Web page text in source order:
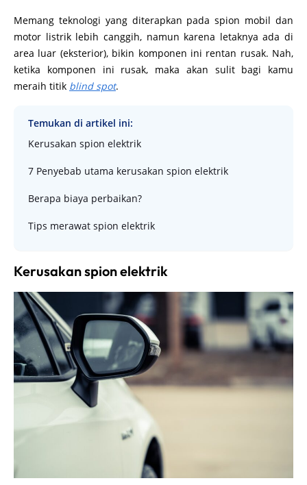
Memang teknologi yang diterapkan pada spion mobil dan
motor listrik lebih canggih, namun karena letaknya ada di
area luar (eksterior), bikin komponen ini rentan rusak. Nah,
ketika komponen ini rusak, maka akan sulit bagi kamu
meraih titik blind spot.
Temukan di artikel ini:
Kerusakan spion elektrik
7 Penyebab utama kerusakan spion elektrik
Berapa biaya perbaikan?
Tips merawat spion elektrik
Kerusakan spion elektrik